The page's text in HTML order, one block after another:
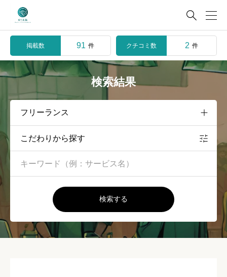

掲載数 91 件 クチコミ数 2 件
検索結果
こだわりから探す
検索する